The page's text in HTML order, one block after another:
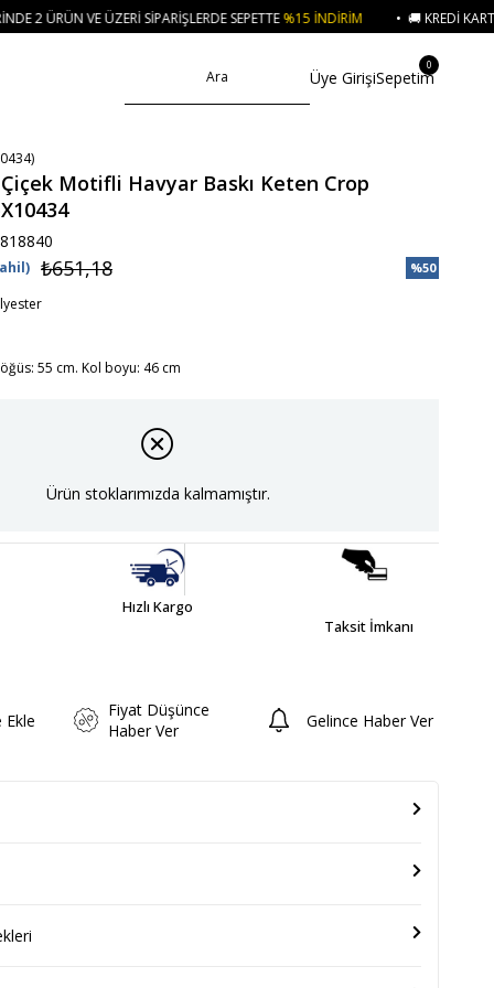
SIPARIŞLERDE SEPETTE%15 İNDIRIM • 🚚 KREDI KARTI VE HAVALE
Üye GirişiSepetim
0
Çiçek Motifli Havyar Baskı Keten Crop
%50
₺651,18
55 cm. Kol boyu: 46 cm
Ürün stoklarımızda kalmamıştır.
Hızlı Kargo
Taksit İmkanı
Ekle
Fiyat Düşünce
Haber Ver
Gelince Haber Ver